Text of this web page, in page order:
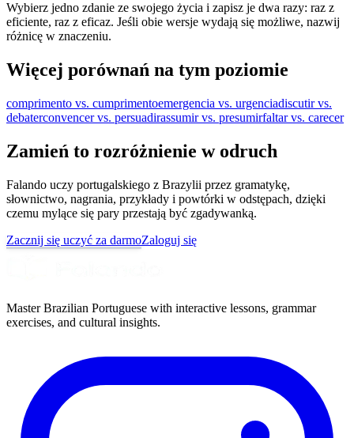
Wybierz jedno zdanie ze swojego życia i zapisz je dwa razy: raz z
eficiente, raz z eficaz. Jeśli obie wersje wydają się możliwe, nazwij
różnicę w znaczeniu.
Więcej porównań na tym poziomie
comprimento vs. cumprimentoemergencia vs. urgenciadiscutir vs.
debaterconvencer vs. persuadirassumir vs. presumirfaltar vs. carecer
Zamień to rozróżnienie w odruch
Falando uczy portugalskiego z Brazylii przez gramatykę,
słownictwo, nagrania, przykłady i powtórki w odstępach, dzięki
czemu mylące się pary przestają być zgadywanką.
Zacznij się uczyć za darmoZaloguj się
Master Brazilian Portuguese with interactive lessons, grammar
exercises, and cultural insights.